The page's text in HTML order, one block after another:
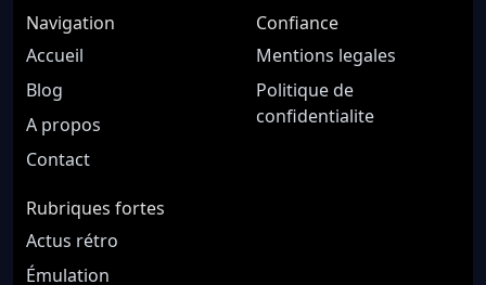
Navigation
Accueil
Blog
A propos
Contact
Confiance
Mentions legales
Politique de
confidentialite
Rubriques fortes
Actus rétro
Émulation